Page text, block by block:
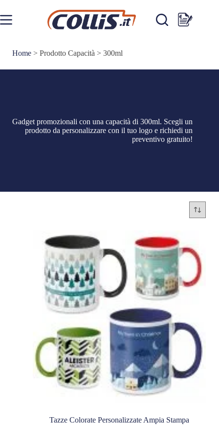
contenuto
Carrello
Home > Prodotto Capacità > 300ml
Gadget promozionali con una capacità di 300ml. Scegli un
prodotto da personalizzare con il tuo logo e richiedi un
preventivo gratuito!
Tazze Colorate Personalizzate Ampia Stampa